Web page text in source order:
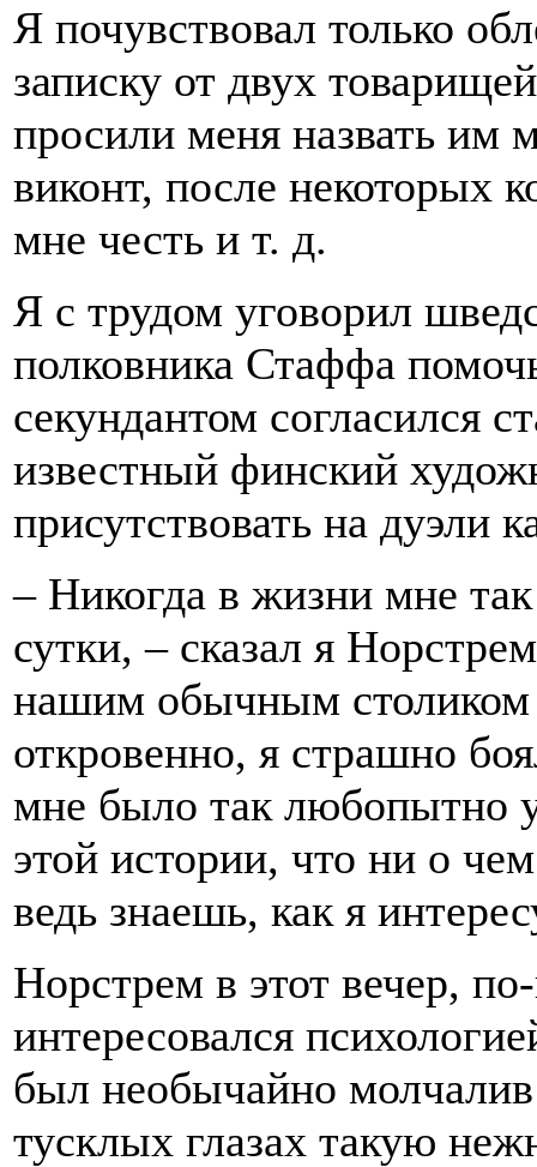
Я почувствовал только
записку от двух
просили меня назвать им
виконт, после некоторых
мне честь и т. д.
Я с трудом уговорил
полковника Стаффа
секундантом согласился
известный финский
присутствовать на дуэли
– Никогда в жизни мне
сутки, – сказал я
нашим обычным столиком
откровенно, я страшно
мне было так любопытно
этой истории, что ни о
ведь знаешь, как я
Норстрем в этот вечер,
интересовался
был необычайно
тусклых глазах такую